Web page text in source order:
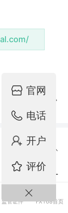
--
官网
电话
开户
评价
监管证件 FX168首页